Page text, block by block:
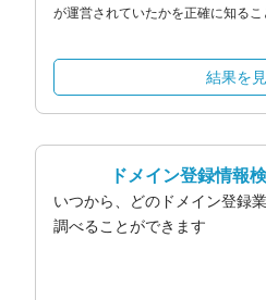
が運営されていたかを正確に知る
結果を
ドメイン登録情報
いつから、どのドメイン登録
調べることができます